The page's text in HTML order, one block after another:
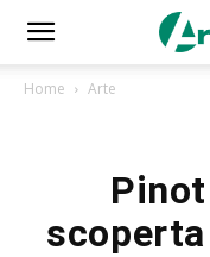
Home Arte